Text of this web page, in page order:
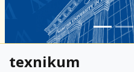
texnikum